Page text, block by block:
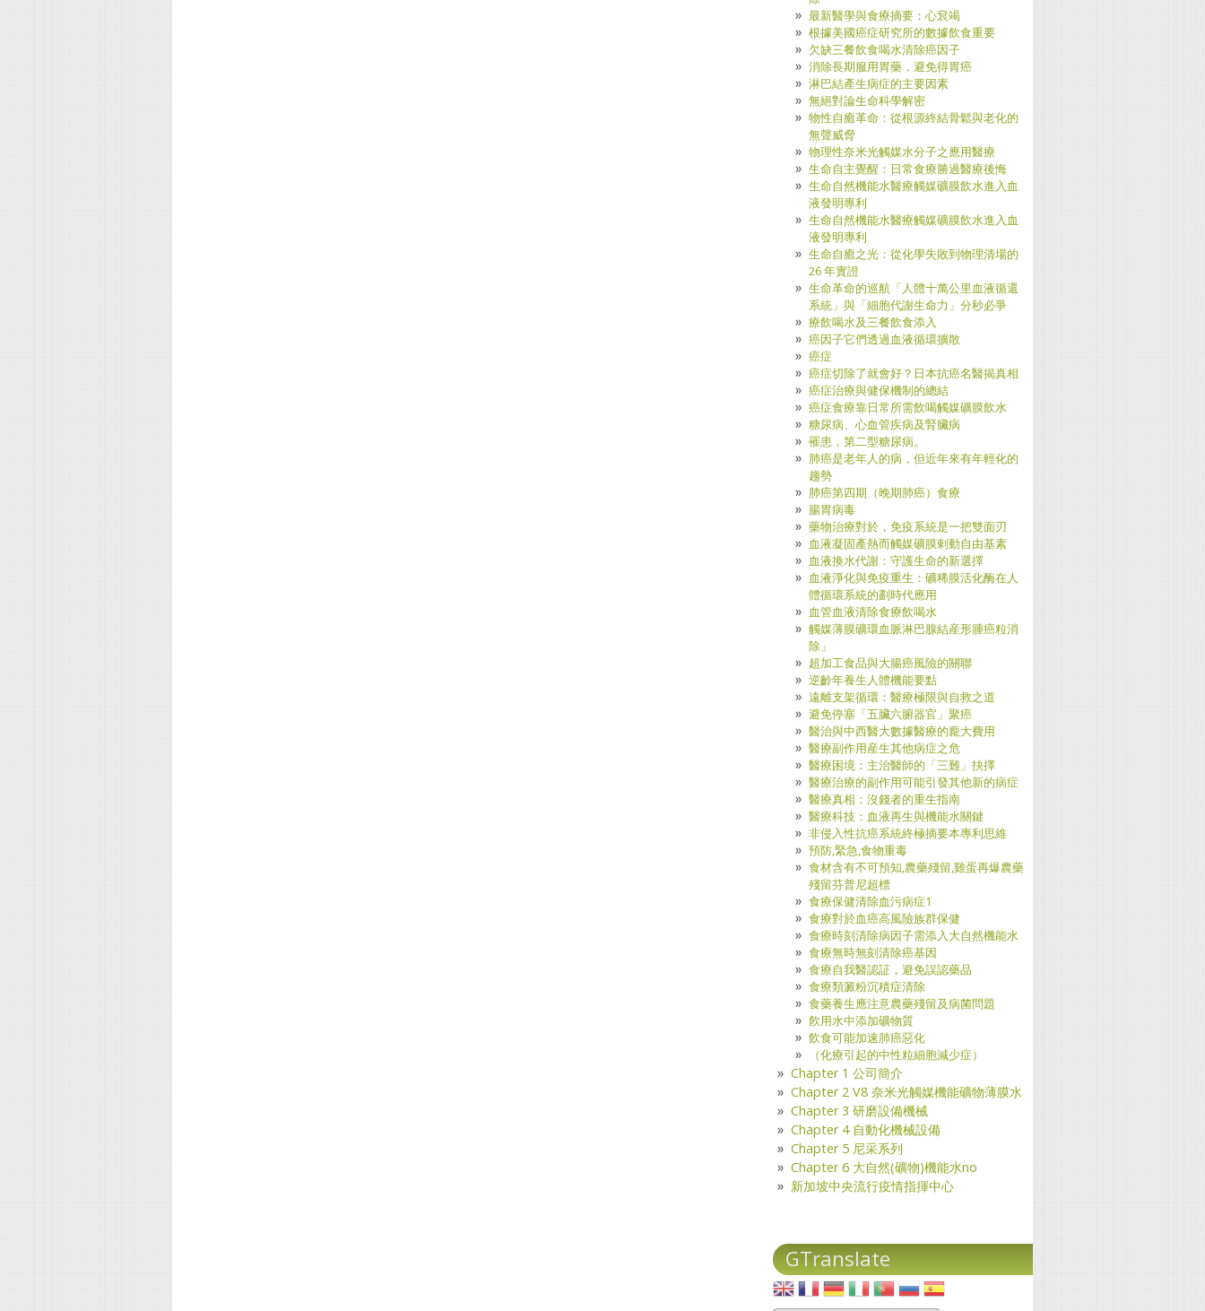
最新醫學與食療摘要：心袞竭
根據美國癌症研究所的數據飲食重要
欠缺三餐飲食喝水清除癌因子
消除長期服用胃藥，避免得胃癌
淋巴結產生病症的主要因素
無絕對論生命科學解密
物性自癒革命：從根源終結骨鬆與老化的
無聲威脅
物理性奈米光觸媒水分子之應用醫療
生命自主覺醒：日常食療勝過醫療後悔
生命自然機能水醫療觸媒礦膜飲水進入血
液發明專利
生命自然機能水醫療觸媒礦膜飲水進入血
液發明專利
生命自癒之光：從化學失敗到物理清場的
26 年實證
生命革命的巡航「人體十萬公里血液循還
系統」與「細胞代謝生命力」分秒必爭
療飲喝水及三餐飲食添入
癌因子它們透過血液循環擴散
癌症
癌症切除了就會好？日本抗癌名醫揭真相
癌症治療與健保機制的總結
癌症食療靠日常所需飲喝觸媒礦膜飲水
糖尿病、心血管疾病及腎臟病
罹患，第二型糖尿病。
肺癌是老年人的病，但近年來有年輕化的
趨勢
肺癌第四期（晚期肺癌）食療
腸胃病毒
藥物治療對於，免疫系統是一把雙面刃
血液凝固產熱而觸媒礦膜剌動自由基素
血液換水代謝：守護生命的新選擇
血液淨化與免疫重生：礦稀膜活化酶在人
體循環系統的劃時代應用
血管血液清除食療飲喝水
觸媒薄膜礦環血脈淋巴腺結産形腫癌粒消
除」
超加工食品與大腸癌風險的關聯
逆齡年養生人體機能要點
遠離支架循環：醫療極限與自救之道
避免停塞「五臟六腑器官」聚癌
醫治與中西醫大數據醫療的龐大費用
醫療副作用産生其他病症之危
醫療困境：主治醫師的「三難」抉擇
醫療治療的副作用可能引發其他新的病症
醫療真相：沒錢者的重生指南
醫療科技：血液再生與機能水關鍵
非侵入性抗癌系統終極摘要本專利思維
預防,緊急,食物重毒
食材含有不可預知,農藥殘留,雞蛋再爆農藥
殘留芬普尼超標
食療保健清除血污病症1
食療對於血癌高風險族群保健
食療時刻清除病因子需添入大自然機能水
食療無時無刻清除癌基因
食療自我醫認証，避免誤認藥品
食療類澱粉沉積症清除
食藥養生應注意農藥殘留及病菌問題
飮用水中添加礦物質
飲食可能加速肺癌惡化
（化療引起的中性粒細胞減少症）
Chapter 1 公司簡介
Chapter 2 V8 奈米光觸媒機能礦物薄膜水
Chapter 3 研磨設備機械
Chapter 4 自動化機械設備
Chapter 5 尼采系列
Chapter 6 大自然(礦物)機能水no
新加坡中央流行疫情指揮中心
GTranslate